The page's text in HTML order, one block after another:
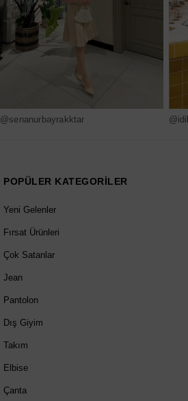
@senanurbayrakktar
POPÜLER KATEGORİLER
Yeni Gelenler
Fırsat Ürünleri
Çok Satanlar
Jean
Pantolon
Dış Giyim
Takım
Elbise
Çanta